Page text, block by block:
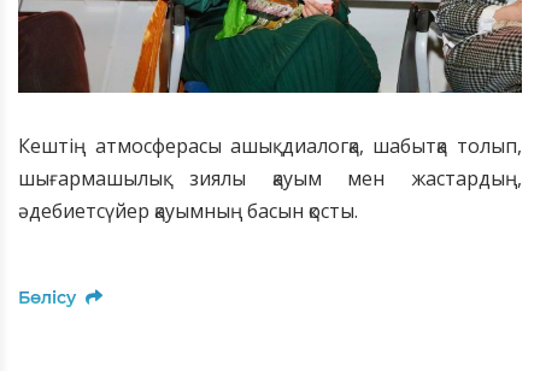
Кештің атмосферасы ашық диалогқа, шабытқа толып,
шығармашылық зиялы қауым мен жастардың,
әдебиетсүйер қауымның басын қосты.
Бөлісу